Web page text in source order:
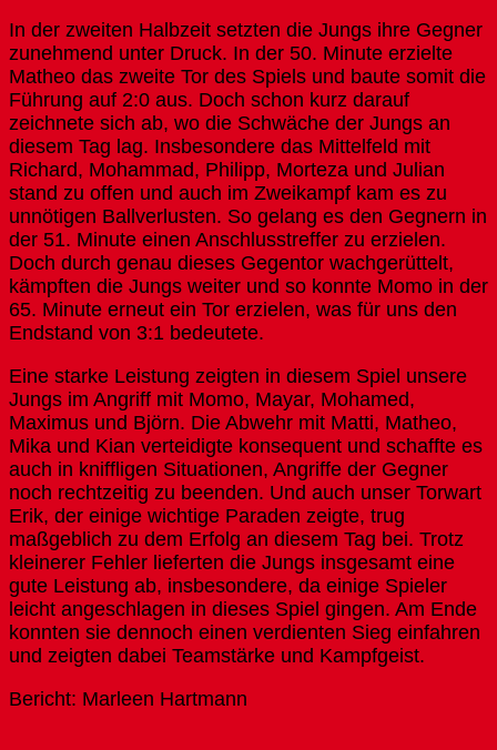
In der zweiten Halbzeit setzten die Jungs ihre Gegner
zunehmend unter Druck. In der 50. Minute erzielte
Matheo das zweite Tor des Spiels und baute somit die
Führung auf 2:0 aus. Doch schon kurz darauf
zeichnete sich ab, wo die Schwäche der Jungs an
diesem Tag lag. Insbesondere das Mittelfeld mit
Richard, Mohammad, Philipp, Morteza und Julian
stand zu offen und auch im Zweikampf kam es zu
unnötigen Ballverlusten. So gelang es den Gegnern in
der 51. Minute einen Anschlusstreffer zu erzielen.
Doch durch genau dieses Gegentor wachgerüttelt,
kämpften die Jungs weiter und so konnte Momo in der
65. Minute erneut ein Tor erzielen, was für uns den
Endstand von 3:1 bedeutete.
Eine starke Leistung zeigten in diesem Spiel unsere
Jungs im Angriff mit Momo, Mayar, Mohamed,
Maximus und Björn. Die Abwehr mit Matti, Matheo,
Mika und Kian verteidigte konsequent und schaffte es
auch in kniffligen Situationen, Angriffe der Gegner
noch rechtzeitig zu beenden. Und auch unser Torwart
Erik, der einige wichtige Paraden zeigte, trug
maßgeblich zu dem Erfolg an diesem Tag bei. Trotz
kleinerer Fehler lieferten die Jungs insgesamt eine
gute Leistung ab, insbesondere, da einige Spieler
leicht angeschlagen in dieses Spiel gingen. Am Ende
konnten sie dennoch einen verdienten Sieg einfahren
und zeigten dabei Teamstärke und Kampfgeist.
Bericht: Marleen Hartmann